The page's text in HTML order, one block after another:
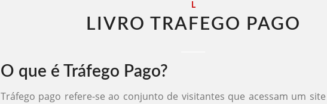
L
LIVRO TRAFEGO PAGO​
O que é Tráfego Pago?
Tráfego pago refere-se ao conjunto de visitantes que acessam um